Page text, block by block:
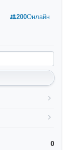
200Онлайн
0